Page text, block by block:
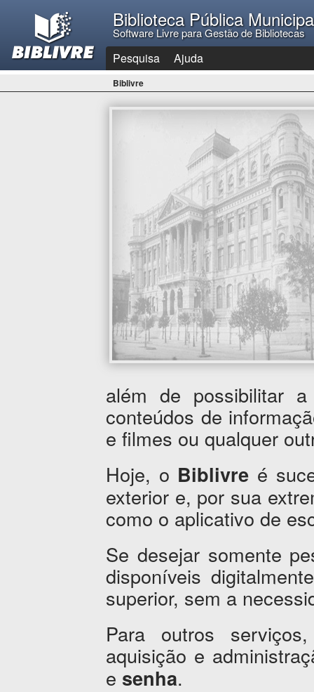
Biblioteca Pública
Software Livre para Gestão de Bibliotecas
Pesquisa Ajuda
Biblivre
além de possibilitar
conteúdos de
e filmes ou qualquer
Hoje, o Biblivre é
exterior e, por sua
como o aplicativo de
Se desejar somente
disponíveis
superior, sem a
Para outros
aquisição e
e senha.